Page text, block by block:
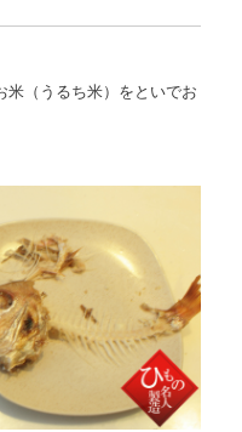
米（うるち米）をといでお